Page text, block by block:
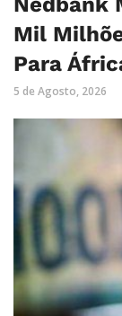
Mil
Para
5 de Agosto, 2026